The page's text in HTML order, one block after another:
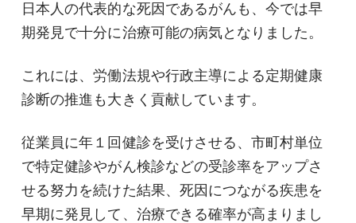
日本人の代表的な死因であるがんも、今では早
期発見で十分に治療可能の病気となりました。
これには、労働法規や行政主導による定期健康
診断の推進も大きく貢献しています。
従業員に年１回健診を受けさせる、市町村単位
で特定健診やがん検診などの受診率をアップさ
せる努力を続けた結果、死因につながる疾患を
早期に発見して、治療できる確率が高まりまし